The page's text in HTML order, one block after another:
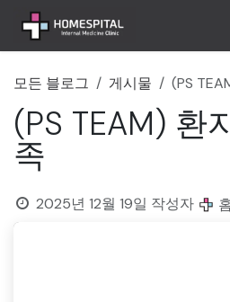
콘텐츠로 건너뛰기
모든 블로그 게시물 (PS
(PS TEAM) 환
족
2025년 12월 19일 작성자